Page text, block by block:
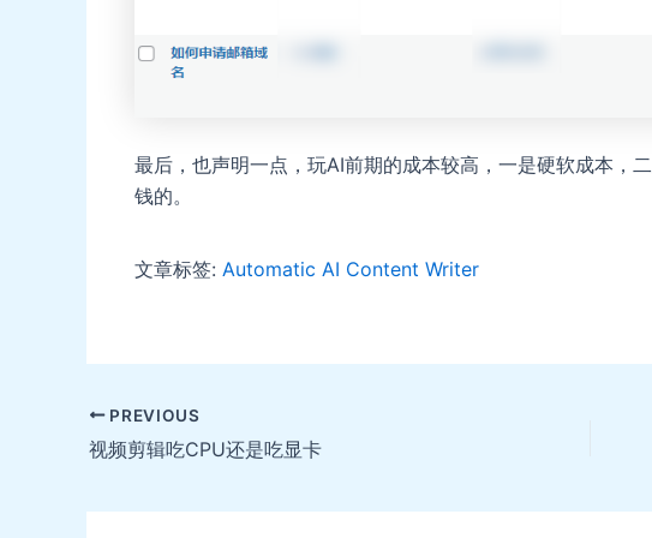
最后，也声明一点，玩AI前期的成本较高，一是硬软成本，
钱的。
文章标签: Automatic AI Content Writer
Post
navigation
PREVIOUS
视频剪辑吃CPU还是吃显卡